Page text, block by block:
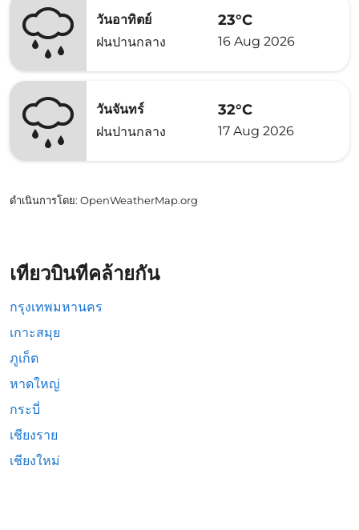
วันอาทิตย์
ฝนปานกลาง
23°C
16 Aug 2026
วันจันทร์
ฝนปานกลาง
32°C
17 Aug 2026
ดำเนินการโดย: OpenWeatherMap.org
เที่ยวบินที่คล้ายกัน
กรุงเทพมหานคร
เกาะสมุย
ภูเก็ต
หาดใหญ่
กระบี่
เชียงราย
เชียงใหม่